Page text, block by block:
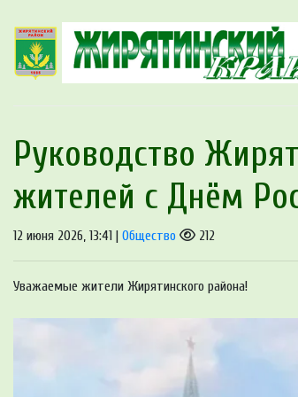
Руководство
жителей с Днём
12 июня 2026, 13:41 | Общество 212
Уважаемые жители Жирятинского района!